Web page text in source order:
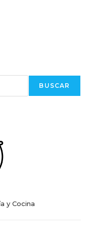
BUSCAR
y Cocina